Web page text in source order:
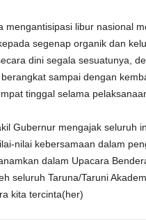
mengantisipasi libur nasional
segenap organik dan
dini segala sesuatunya,
sampai dengan
tinggal selama
Gubernur mengajak seluruh
nilai kebersamaan dalam
dalam Upacara
seluruh Taruna/Taruni
kita tercinta(her)